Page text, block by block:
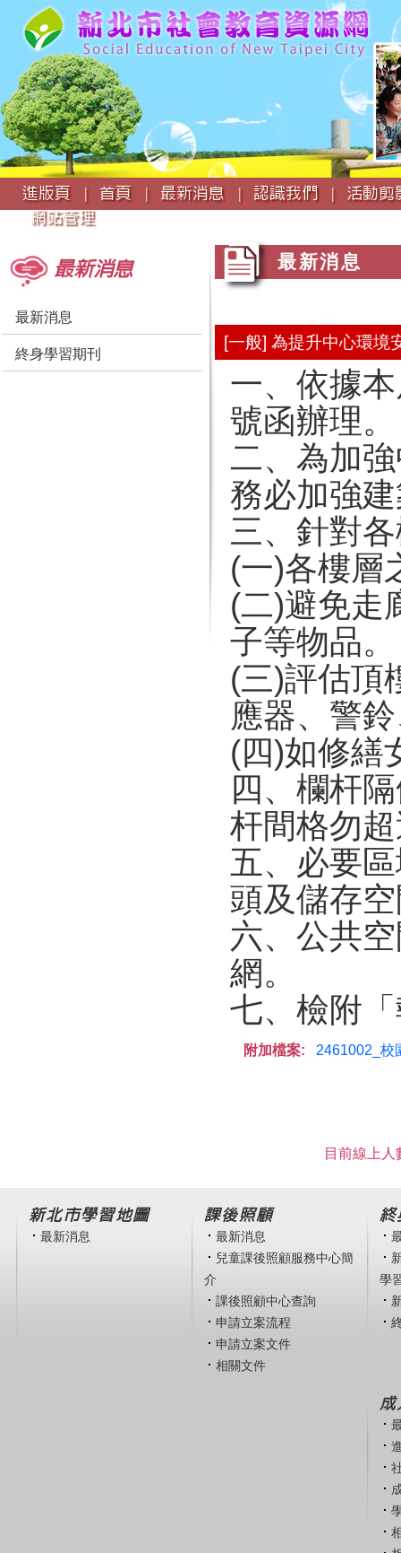
:::
進版頁 |
首頁 | 最新消息 | 認識我們 |
活動
網站管理
最新消息
最新消息
終身學習期刊
最新消息
[一般] 為提升中心環境
一、依據
號函辦理。
二、為加
務必加強
三、針對
(一)各樓層
(二)避免走
子等物品。
(三)評估頂
應器、警
(四)如修繕
四、欄杆
杆間格勿
五、必要
頭及儲存
六、公共
網。
七、檢附
附加檔案: 2461002_校
目前線上
新北市學習地圖
最新消息
課後照顧
最新消息
兒童課後照顧服務中心簡
介
課後照顧中心查詢
申請立案流程
申請立案文件
相關文件
終
學